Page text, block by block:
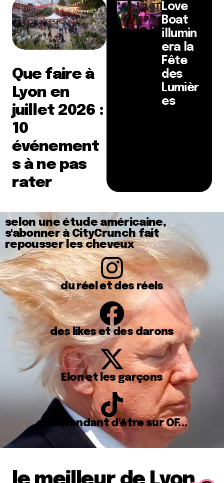
Que faire à
Lyon en
juillet 2026 :
10
événement
s à ne pas
rater
Love
Boat
illumin
era la
Fête
des
Lumièr
es
selon une étude américaine,
s'abonner à CityCrunch fait
repousser les cheveux
du réel et des réels
des likes et des darons
Elon et les garçons
en attendant d'être sur OF...